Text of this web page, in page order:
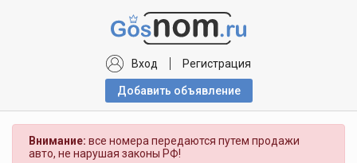
Вход Регистрация
Добавить объявлениe
Внимание: все номера передаются путем продажи
авто, не нарушая законы РФ!